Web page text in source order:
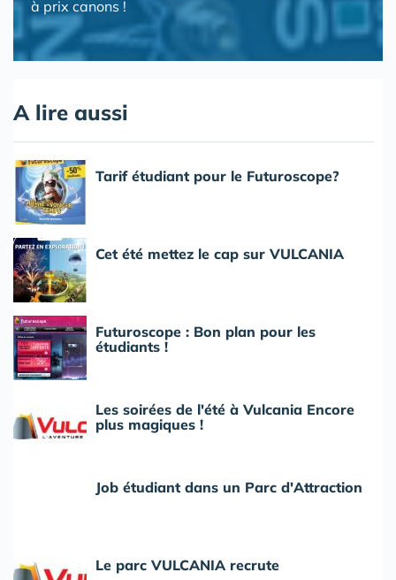
à prix canons !
A lire aussi
Tarif étudiant pour le Futuroscope?
Cet été mettez le cap sur VULCANIA
Futuroscope : Bon plan pour les
étudiants !
Les soirées de l'été à Vulcania Encore
plus magiques !
Job étudiant dans un Parc d'Attraction
Le parc VULCANIA recrute